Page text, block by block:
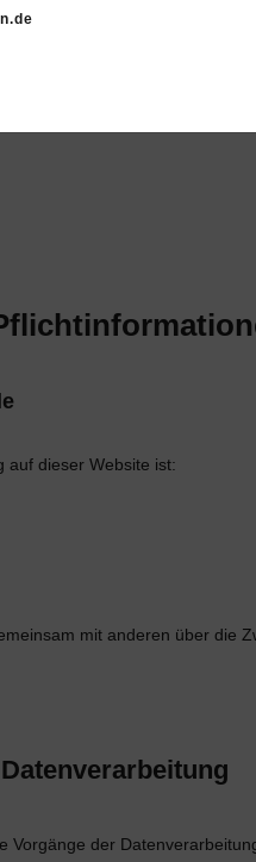
auf dieser Website ist:
mit anderen über die
Vorgänge der